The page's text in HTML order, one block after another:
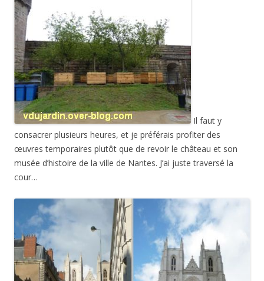
Il faut y
consacrer plusieurs heures, et je préférais profiter des
œuvres temporaires plutôt que de revoir le château et son
musée d’histoire de la ville de Nantes. J’ai juste traversé la
cour…